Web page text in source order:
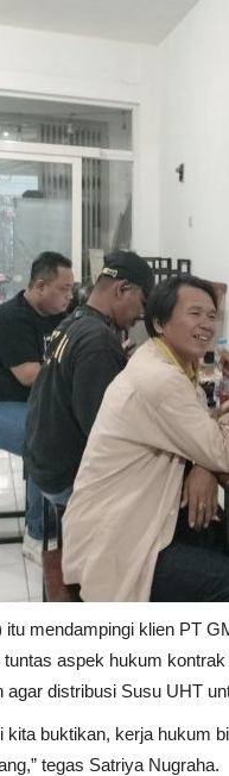
itu mendampingi klien PT
aspek hukum
agar distribusi Susu UHT
kita buktikan, kerja hukum
tegas Satriya Nugraha.